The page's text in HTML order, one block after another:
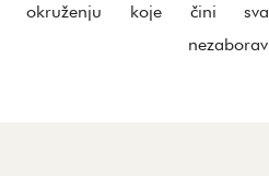
okruženju koje čini